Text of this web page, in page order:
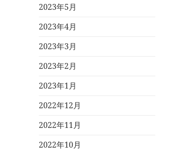
2023年5月
2023年4月
2023年3月
2023年2月
2023年1月
2022年12月
2022年11月
2022年10月